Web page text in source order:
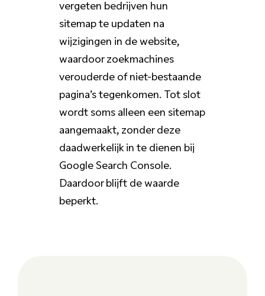
vergeten bedrijven hun
sitemap te updaten na
wijzigingen in de website,
waardoor zoekmachines
verouderde of niet-bestaande
pagina’s tegenkomen. Tot slot
wordt soms alleen een sitemap
aangemaakt, zonder deze
daadwerkelijk in te dienen bij
Google Search Console.
Daardoor blijft de waarde
beperkt.